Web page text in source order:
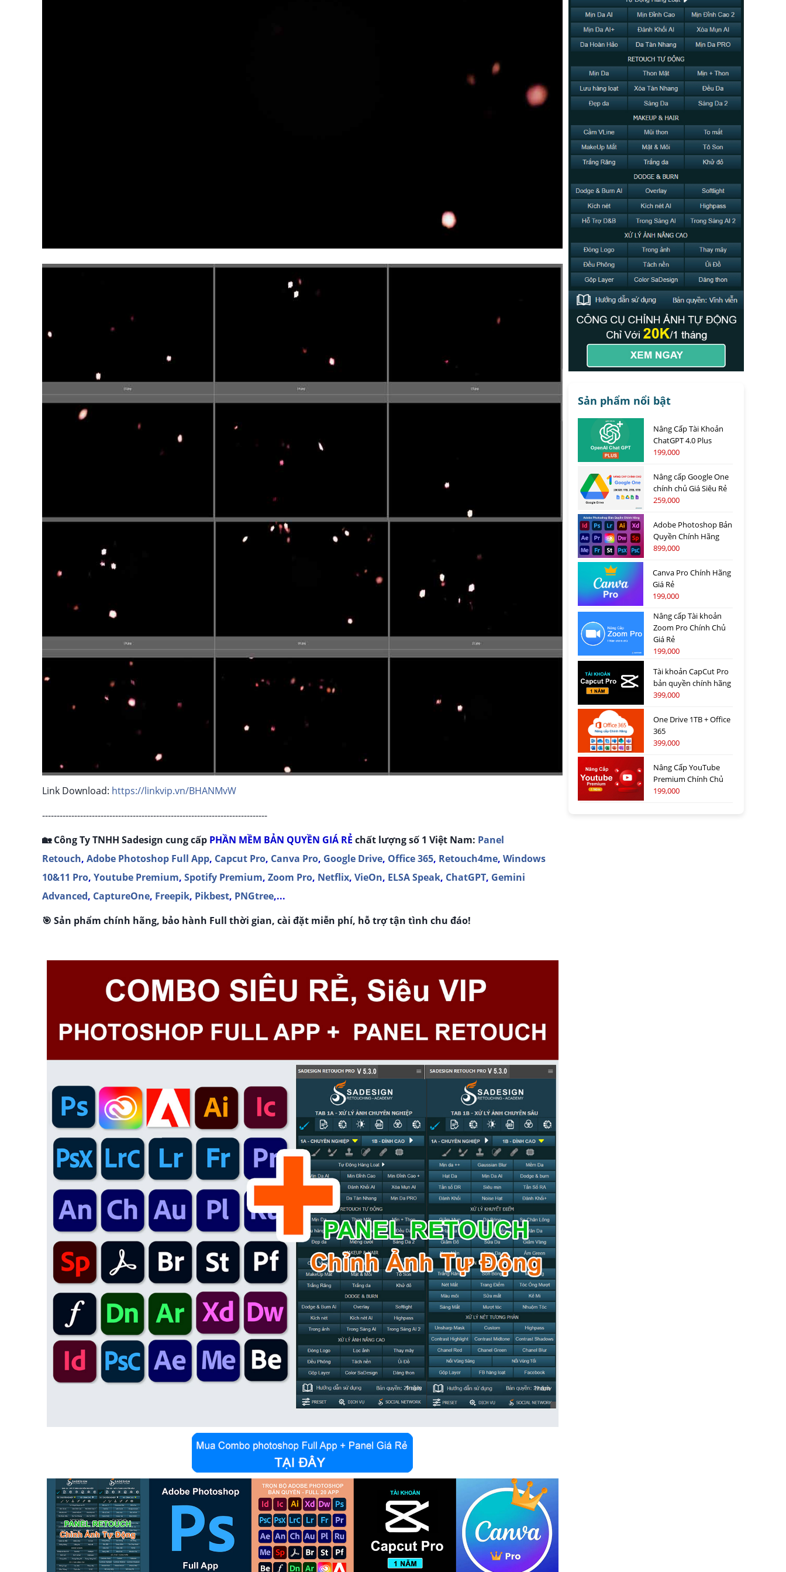
Link Download: https://linkvip.vn/BHANMvW
-----------------------------------------------------------------------------
🏡 Công Ty TNHH Sadesign cung cấp PHẦN MỀM BẢN QUYỀN GIÁ RẺ chất lượng số 1 Việt Nam: Panel
Retouch, Adobe Photoshop Full App, Capcut Pro, Canva Pro, Google Drive, Office 365, Retouch4me, Windows
10&11 Pro, Youtube Premium, Spotify Premium, Zoom Pro, Netflix, VieOn, ELSA Speak, ChatGPT, Gemini
Advanced, CaptureOne, Freepik, Pikbest, PNGtree,...
🎯 Sản phẩm chính hãng, bảo hành Full thời gian, cài đặt miễn phí, hỗ trợ tận tình chu đáo!
Sản phẩm nổi bật
Nâng Cấp Tài Khoản
ChatGPT 4.0 Plus
199,000
Nâng cấp Google One
chính chủ Giá Siêu Rẻ
259,000
Adobe Photoshop Bản
Quyền Chính Hãng
899,000
Canva Pro Chính Hãng
Giá Rẻ
199,000
Nâng cấp Tài khoản
Zoom Pro Chính Chủ
Giá Rẻ
199,000
Tài khoản CapCut Pro
bản quyền chính hãng
399,000
One Drive 1TB + Office
365
399,000
Nâng Cấp YouTube
Premium Chính Chủ
199,000